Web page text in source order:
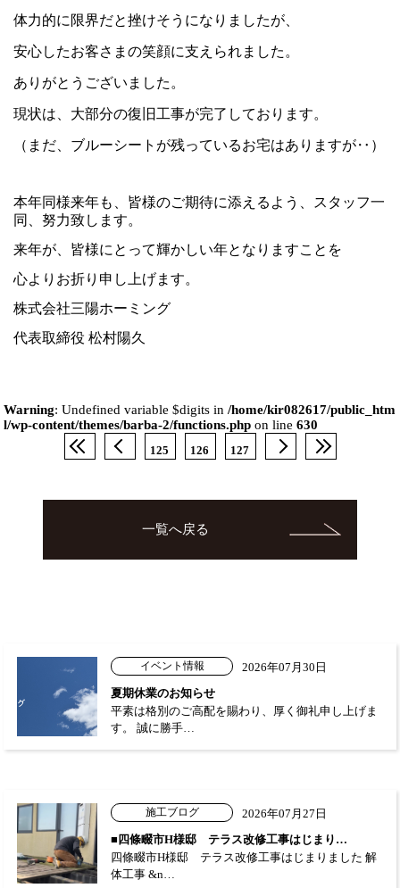
体力的に限界だと挫けそうになりましたが、
安心したお客さまの笑顔に支えられました。
ありがとうございました。
現状は、大部分の復旧工事が完了しております。
（まだ、ブルーシートが残っているお宅はありますが‥）
本年同様来年も、皆様のご期待に添えるよう、スタッフ一
同、努力致します。
来年が、皆様にとって輝かしい年となりますことを
心よりお折り申し上げます。
株式会社三陽ホーミング
代表取締役 松村陽久
Warning: Undefined variable $digits in/home/kir082617/public_htm
l/wp-content/themes/barba-2/functions.php on line630
125 126 127
一覧へ戻る
イベント情報
2026年07月30日
夏期休業のお知らせ
平素は格別のご高配を賜わり、厚く御礼申し上げま
す。 誠に勝手…
施工ブログ
2026年07月27日
■四條畷市H様邸 テラス改修工事はじまり…
四條畷市H様邸 テラス改修工事はじまりました 解
体工事 &n…